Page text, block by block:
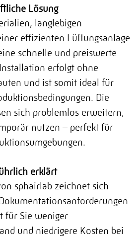
Lösung
langlebigen
effizienten Lüftungsanlage
schnelle und preiswerte
erfolgt ohne
und ist somit ideal für
Die
sich problemlos erweitern,
nutzen – perfekt für
erklärt
sphairlab zeichnet sich
für Sie weniger
und niedrigere Kosten bei